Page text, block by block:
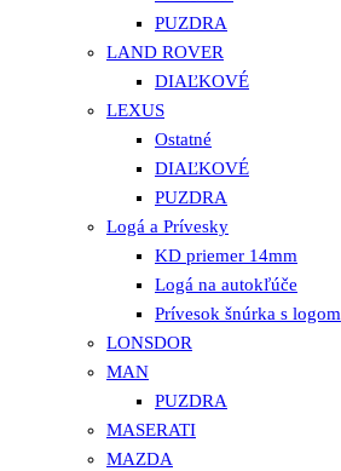
PUZDRA
LAND ROVER
DIAĽKOVÉ
LEXUS
Ostatné
DIAĽKOVÉ
PUZDRA
Logá a Prívesky
KD priemer 14mm
Logá na autokľúče
Prívesok šnúrka s logom
LONSDOR
MAN
PUZDRA
MASERATI
MAZDA